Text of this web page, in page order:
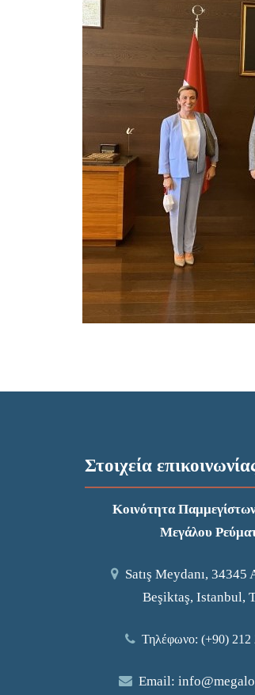
Στοιχεία
Κοινότητα
Μεγάλου
Satış Meydanı,
Beşiktaş, Istanbul,
Τηλέφωνο: (+90) 212
Email: